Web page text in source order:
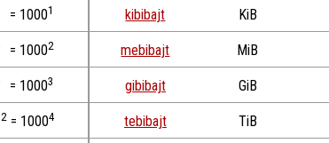
= 10001 kibibajt KiB
= 10002 mebibajt MiB
= 10003 gibibajt GiB
= 10004 tebibajt TiB